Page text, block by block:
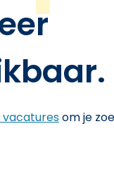
vacaturesom je